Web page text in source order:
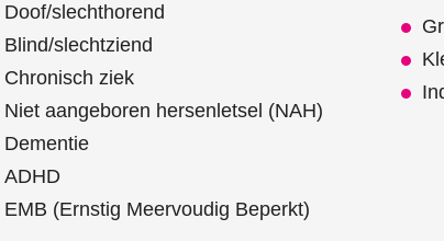
Doof/slechthorend
Blind/slechtziend
Chronisch ziek
Niet aangeboren hersenletsel (NAH)
Dementie
ADHD
EMB (Ernstig Meervoudig Beperkt)